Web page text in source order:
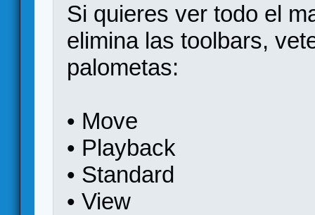
Si quieres ver todo el
elimina las toolbars,
palometas:
• Move
• Playback
• Standard
• View